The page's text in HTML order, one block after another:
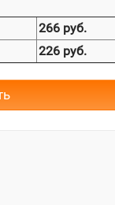
266 руб.
226 руб.